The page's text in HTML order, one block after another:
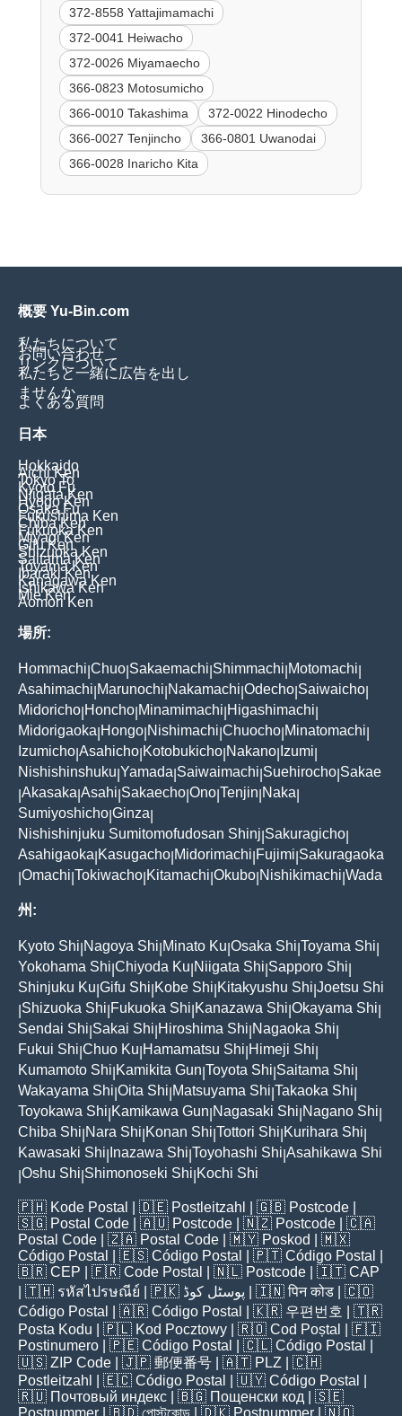
372-8558 Yattajimamachi
372-0041 Heiwacho
372-0026 Miyamaecho
366-0823 Motosumicho
366-0010 Takashima
372-0022 Hinodecho
366-0027 Tenjincho
366-0801 Uwanodai
366-0028 Inaricho Kita
概要 Yu-Bin.com
私たちについて
お問い合わせ
リンクについて
私たちと一緒に広告を出し
ませんか
よくある質問
日本
Hokkaido
Aichi Ken
Tokyo To
Kyoto Fu
Niigata Ken
Hyogo Ken
Osaka Fu
Fukushima Ken
Chiba Ken
Fukuoka Ken
Miyagi Ken
Gifu Ken
Shizuoka Ken
Saitama Ken
Toyama Ken
Ibaraki Ken
Kanagawa Ken
Ishikawa Ken
Mie Ken
Aomori Ken
場所:
Hommachi Chuo Sakaemachi Shimmachi Motomachi
Asahimachi Marunochi Nakamachi Odecho Saiwaicho
Midoricho Honcho Minamimachi Higashimachi
Midorigaoka Hongo Nishimachi Chuocho Minatomachi
Izumicho Asahicho Kotobukicho Nakano Izumi
Nishishinshuku Yamada Saiwaimachi Suehirocho Sakae
Akasaka Asahi Sakaecho Ono Tenjin Naka
Sumiyoshicho Ginza
Nishishinjuku Sumitomofudosan Shinj Sakuragicho
Asahigaoka Kasugacho Midorimachi Fujimi Sakuragaoka
Omachi Tokiwacho Kitamachi Okubo Nishikimachi Wada
州:
Kyoto Shi Nagoya Shi Minato Ku Osaka Shi Toyama Shi
Yokohama Shi Chiyoda Ku Niigata Shi Sapporo Shi
Shinjuku Ku Gifu Shi Kobe Shi Kitakyushu Shi Joetsu Shi
Shizuoka Shi Fukuoka Shi Kanazawa Shi Okayama Shi
Sendai Shi Sakai Shi Hiroshima Shi Nagaoka Shi
Fukui Shi Chuo Ku Hamamatsu Shi Himeji Shi
Kumamoto Shi Kamikita Gun Toyota Shi Saitama Shi
Wakayama Shi Oita Shi Matsuyama Shi Takaoka Shi
Toyokawa Shi Kamikawa Gun Nagasaki Shi Nagano Shi
Chiba Shi Nara Shi Konan Shi Tottori Shi Kurihara Shi
Kawasaki Shi Inazawa Shi Toyohashi Shi Asahikawa Shi
Oshu Shi Shimonoseki Shi Kochi Shi
🇵🇭 Kode Postal | 🇩🇪 Postleitzahl | 🇬🇧 Postcode
🇸🇬 Postal Code | 🇦🇺 Postcode | 🇳🇿 Postcode | 🇨🇦
Postal Code | 🇿🇦 Postal Code | 🇲🇾 Poskod
| 🇲🇽
Código Postal
| 🇪🇸 Código Postal | 🇵🇹 Código Postal
🇧🇷 CEP | 🇫🇷 Code Postal | 🇳🇱 Postcode | 🇮🇹 CAP
| 🇹🇭 รหัสไปรษณีย์ | 🇵🇰 پوسٹل کوڈ | 🇮🇳पिन कोड | 🇨🇴
Código Postal
| 🇦🇷 Código Postal | 🇰🇷 우편번호
| 🇹🇷
Posta Kodu | 🇵🇱 Kod Pocztowy | 🇷🇴 Cod Poștal
| 🇫🇮
Postinumero | 🇵🇪 Código Postal | 🇨🇱 Código Postal
🇺🇸 ZIP Code | 🇯🇵 郵便番号 | 🇦🇹 PLZ | 🇨🇭
Postleitzahl
| 🇪🇨 Código Postal | 🇺🇾 Código Postal
🇷🇺 Почтовый индекс | 🇧🇬 Пощенски код | 🇸🇪